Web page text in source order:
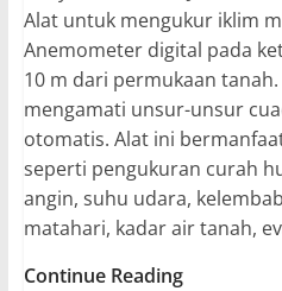
Alat untuk mengukur iklim
Anemometer digital pada
10 m dari permukaan
mengamati unsur-unsur
otomatis. Alat ini
seperti pengukuran curah
angin, suhu udara,
matahari, kadar air tanah,
Continue ReadingIklim